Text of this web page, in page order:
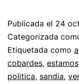
Publicada el 24
Categorizada
Etiquetada como
cobardes, estamos
politica, sandia,